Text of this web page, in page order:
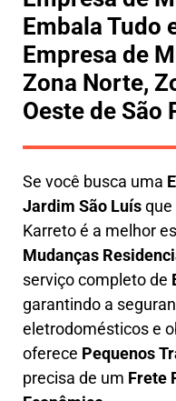
Embala Tudo
Empresa de
Zona Norte,
Oeste de São
Se você busca uma E
Jardim São Luísque
Karretoé a melhor
Mudanças
serviço completo de
garantindo a
eletrodomésticos e
oferece Pequenos
precisa de um Frete